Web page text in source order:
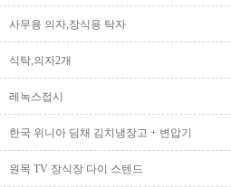
사무용 의자,장식용 탁자
식탁,의자2개
레녹스접시
한국 위니아 딤채 김치냉장고 + 변압기
원목 TV 장식장 다이 스텐드